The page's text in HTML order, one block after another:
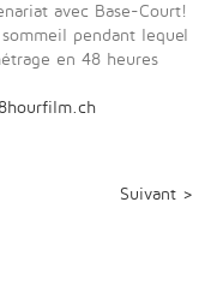
avec Base-Court!
pendant lequel
en 48 heures
Suivant >